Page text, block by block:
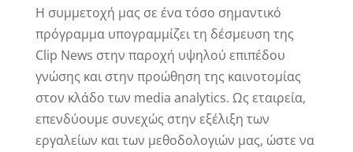
Η συμμετοχή μας σε ένα τόσο σημαντικό
πρόγραμμα υπογραμμίζει τη δέσμευση της
Clip News στην παροχή υψηλού επιπέδου
γνώσης και στην προώθηση της καινοτομίας
στον κλάδο των media analytics. Ως εταιρεία,
επενδύουμε συνεχώς στην εξέλιξη των
εργαλείων και των μεθοδολογιών μας, ώστε να